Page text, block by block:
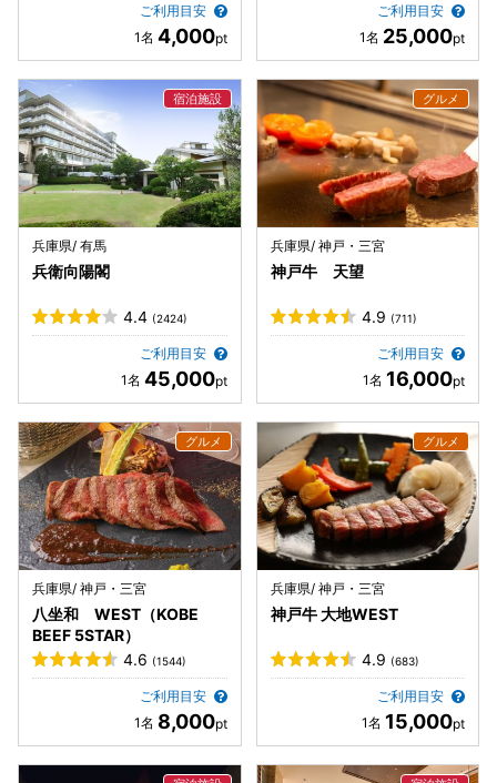
ご利用目安
4,000
ご利用目安
25,000
兵庫県/ 有馬
兵衛向陽閣
4.4 (2424)
ご利用目安
45,000
兵庫県/ 神戸・三宮
神戸牛 天望
4.9 (711)
ご利用目安
16,000
兵庫県/ 神戸・三宮
八坐和 WEST（KOBE
BEEF 5STAR）
4.6 (1544)
ご利用目安
8,000
兵庫県/ 神戸・三宮
神戸牛 大地WEST
4.9 (683)
ご利用目安
15,000